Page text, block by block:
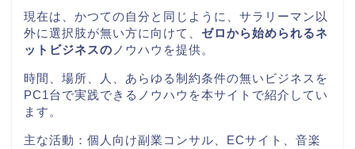
現在は、かつての自分と同じように、サラリーマン以
外に選択肢が無い方に向けて、 ゼロから始められるネ
ットビジネスの ノウハウを提供。
時間、場所、人、あらゆる制約条件の無いビジネスを
PC1台で実践できるノウハウを本サイトで紹介してい
ます。
主な活動：個人向け副業コンサル、ECサイト、音楽